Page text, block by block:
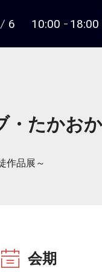
6 10:00 18:00
・たかおか
作品展～
会期